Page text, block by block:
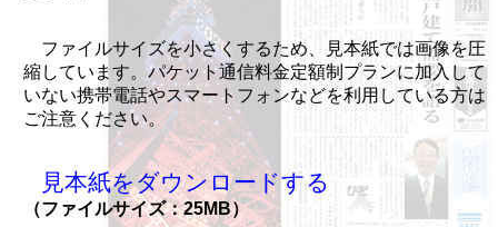
ファイルサイズを小さくするため、見本紙では画像を圧
縮しています。パケット通信料金定額制プランに加入して
いない携帯電話やスマートフォンなどを利用している方は
ご注意ください。
見本紙をダウンロードする
（ファイルサイズ：25MB）